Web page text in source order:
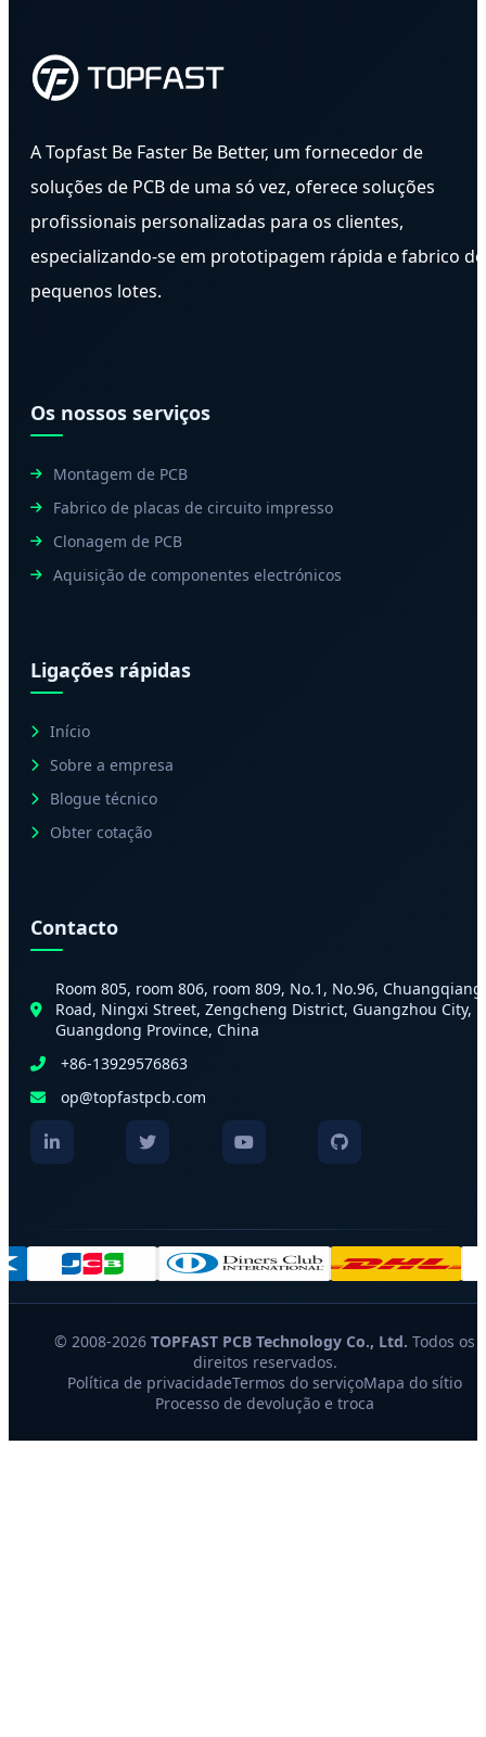
A Topfast Be Faster Be Better, um fornecedor de
soluções de PCB de uma só vez, oferece soluções
profissionais personalizadas para os clientes,
especializando-se em prototipagem rápida e fabrico de
pequenos lotes.
Os nossos serviços
Montagem de PCB
Fabrico de placas de circuito impresso
Clonagem de PCB
Aquisição de componentes electrónicos
Ligações rápidas
Início
Sobre a empresa
Blogue técnico
Obter cotação
Contacto
Room 805, room 806, room 809, No.1, No.96, Chuangqiang
Road, Ningxi Street, Zengcheng District, Guangzhou City,
Guangdong Province, China
+86-13929576863
op@topfastpcb.com
© 2008-2026 TOPFAST PCB Technology Co., Ltd. Todos os
direitos reservados.
Política de privacidadeTermos do serviçoMapa do sítio
Processo de devolução e troca